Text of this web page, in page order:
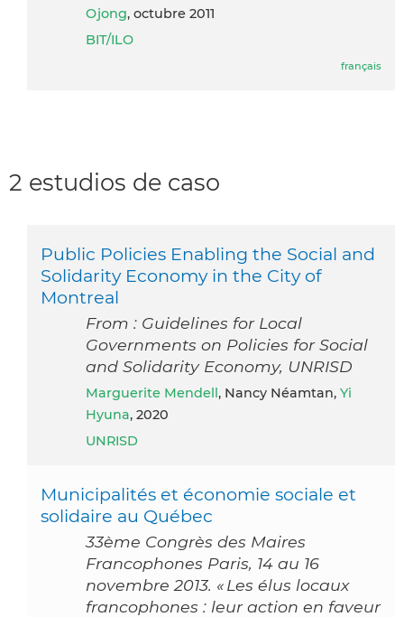
Ojong, octubre 2011
BIT/ILO
français
2 estudios de caso
Public Policies Enabling the Social and
Solidarity Economy in the City of
Montreal
From : Guidelines for Local
Governments on Policies for Social
and Solidarity Economy, UNRISD
Marguerite Mendell, Nancy Néamtan, Yi
Hyuna, 2020
UNRISD
Municipalités et économie sociale et
solidaire au Québec
33ème Congrès des Maires
Francophones Paris, 14 au 16
novembre 2013. « Les élus locaux
francophones : leur action en faveur